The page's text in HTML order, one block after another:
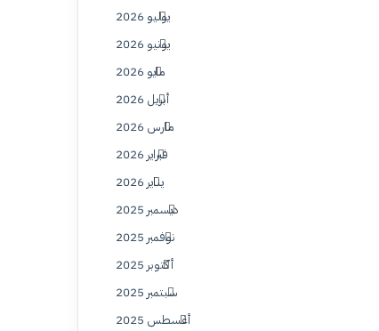
يوليو 2026
يونيو 2026
مايو 2026
أبريل 2026
مارس 2026
فبراير 2026
يناير 2026
ديسمبر 2025
نوفمبر 2025
أكتوبر 2025
سبتمبر 2025
أغسطس 2025